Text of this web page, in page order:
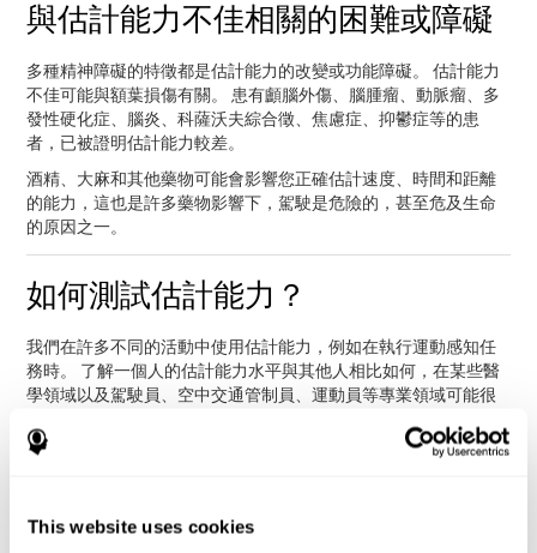
This website uses cookies
與估計能力不佳相關的困難或障礙
多種精神障礙的特徵都是估計能力的改變或功能障礙。 估計能力
不佳可能與額葉損傷有關。 患有顱腦外傷、腦腫瘤、動脈瘤、多
發性硬化症、腦炎、科薩沃夫綜合徵、焦慮症、抑鬱症等的患
者，已被證明估計能力較差。
酒精、大麻和其他藥物可能會影響您正確估計速度、時間和距離
的能力，這也是許多藥物影響下，駕駛是危險的，甚至危及生命
的原因之一。
如何測試估計能力？
我們在許多不同的活動中使用估計能力，例如在執行運動感知任
務時。 了解一個人的估計能力水平與其他人相比如何，在某些醫
學領域以及駕駛員、空中交通管制員、運動員等專業領域可能很
通過
，您將能夠快速、仔細地測量各種認
力。